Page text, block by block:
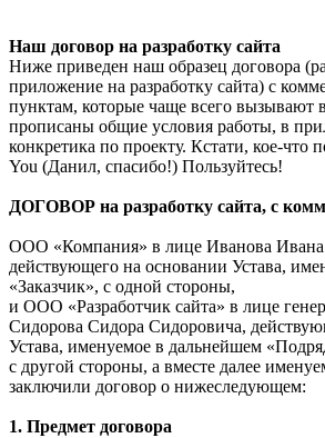
Наш договор на разработку сайта
Ниже приведен наш образец договора
приложение на разработку сайта) с
пунктам, которые чаще всего вызывают
прописаны общие условия работы, в
конкретика по проекту. Кстати, кое-что
You (Данил, спасибо!) Пользуйтесь!
ДОГОВОР на разработку сайта, с
ООО «Компания» в лице Иванова
действующего на основании Устава,
«Заказчик», с одной стороны,
и ООО «Разработчик сайта» в лице
Сидорова Сидора Сидоровича,
Устава, именуемое в дальнейшем
с другой стороны, а вместе далее
заключили договор о нижеследующем:
1. Предмет договора